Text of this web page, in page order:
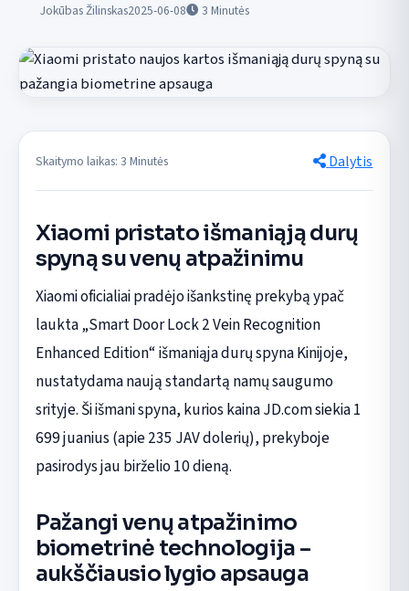
Jokūbas Žilinskas2025-06-08 3 Minutės
Skaitymo laikas: 3 Minutės Dalytis
Xiaomi pristato išmaniąją durų
spyną su venų atpažinimu
Xiaomi oficialiai pradėjo išankstinę prekybą ypač
laukta „Smart Door Lock 2 Vein Recognition
Enhanced Edition“ išmaniąja durų spyna Kinijoje,
nustatydama naują standartą namų saugumo
srityje. Ši išmani spyna, kurios kaina JD.com siekia 1
699 juanius (apie 235 JAV dolerių), prekyboje
pasirodys jau birželio 10 dieną.
Pažangi venų atpažinimo
biometrinė technologija –
aukščiausio lygio apsauga